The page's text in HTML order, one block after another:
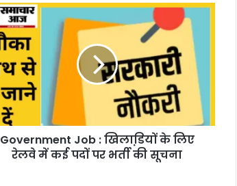
Government Job : खिलाडि़यों के लिए
रेलवे में कई पदों पर भर्ती की सूचना